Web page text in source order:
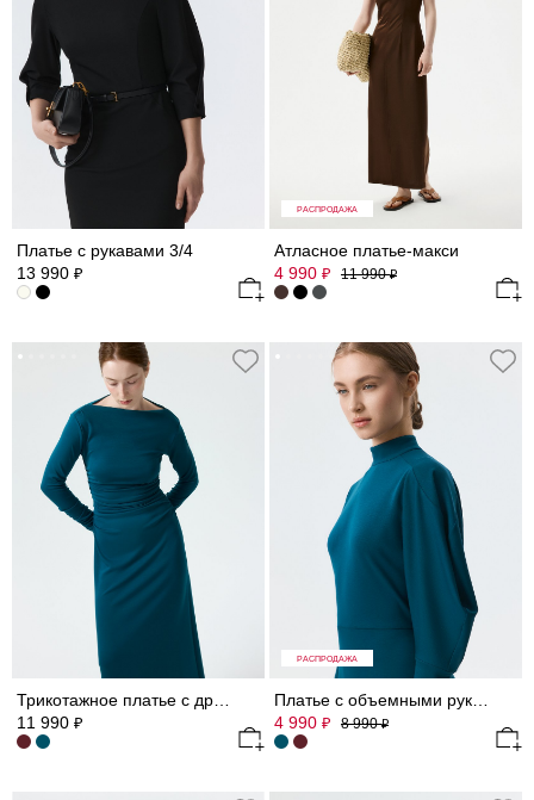
Платье с рукавами 3/4
13 990 ₽
РАСПРОДАЖА
Атласное платье-макси
4 990 ₽ 11 990₽
Трикотажное платье с драпировками
11 990 ₽
РАСПРОДАЖА
Платье с объемными рукавами 3/4
4 990 ₽ 8 990₽